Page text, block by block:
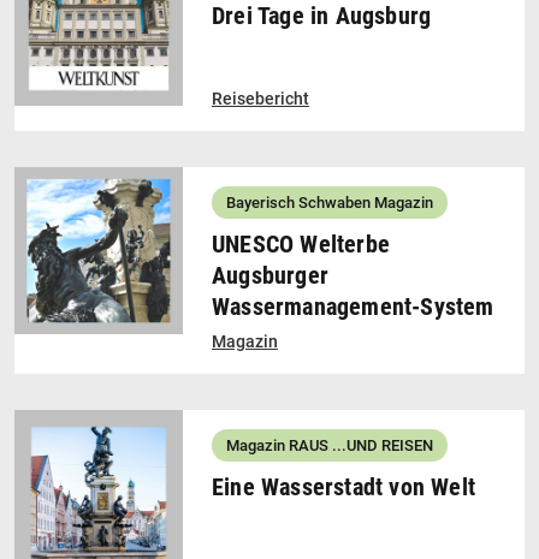
Drei Tage in Augsburg
Reisebericht
Bayerisch Schwaben Magazin
UNESCO Welterbe
Augsburger
Wassermanagement-System
Magazin
Magazin RAUS ...UND REISEN
Eine Wasserstadt von Welt